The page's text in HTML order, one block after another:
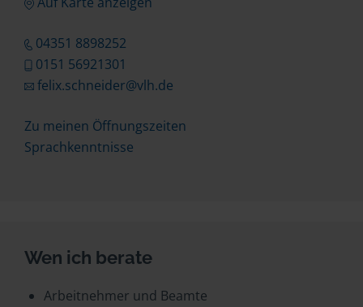
04351 8898252
0151 56921301
felix.schneider@vlh.de
Zu meinen Öffnungszeiten
Sprachkenntnisse
Wen ich berate
Arbeitnehmer und Beamte